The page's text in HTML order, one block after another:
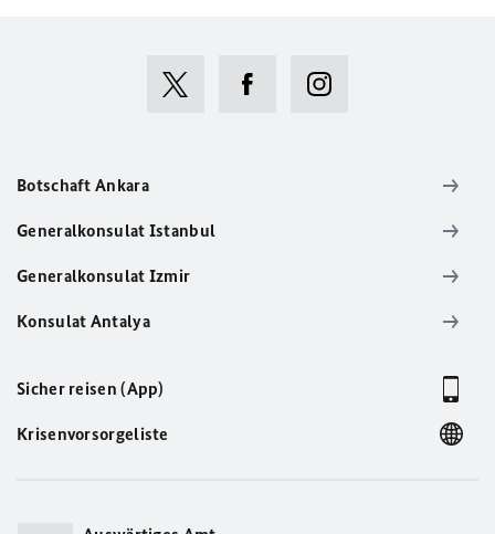
Botschaft Ankara
Generalkonsulat Istanbul
Generalkonsulat Izmir
Konsulat Antalya
Sicher reisen (App)
Krisenvorsorgeliste